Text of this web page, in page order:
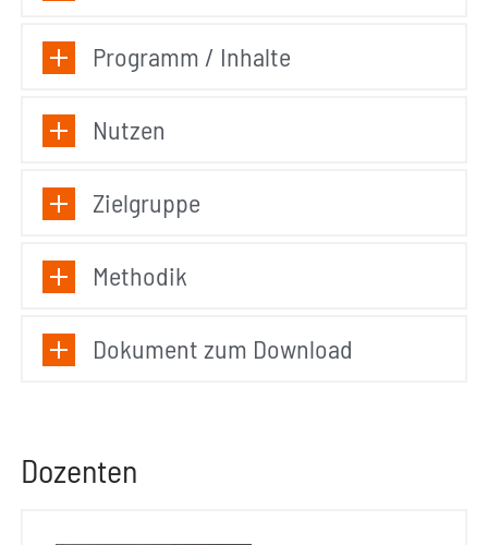
Programm / Inhalte
Nutzen
Zielgruppe
Methodik
Dokument zum Download
Dozenten